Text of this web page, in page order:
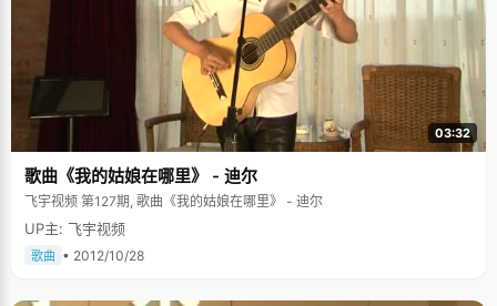
03:32
歌曲《我的姑娘在哪里》 - 迪尔
飞宇视频 第127期, 歌曲《我的姑娘在哪里》 - 迪尔
UP主: 飞宇视频
歌曲 • 2012/10/28